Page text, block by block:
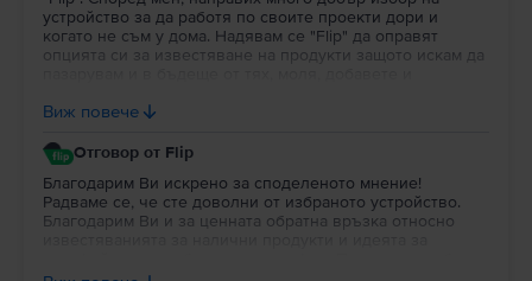
устройство за да работя по своите проекти дори и
когато не съм у дома. Надявам се "Flip" да оправят
опцията си за известяване на продукти защото искам да
парички за пазаруване.
Виж повече
Отговор от Flip
Благодарим Ви искрено за споделеното мнение!
Радваме се, че сте доволни от избраното устройство.
Благодарим Ви и за ценната обратна връзка относно